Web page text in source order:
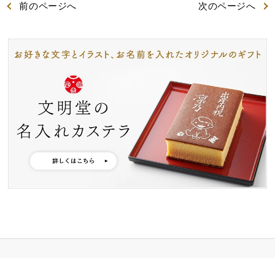
出産内祝カステラ 長寿のお祝いカステラ
カステラ
特製ハニーカステラ極
浜松工場限定五三焼カ
ステラ
ハニーカステラ
前のページへ 次のページへ